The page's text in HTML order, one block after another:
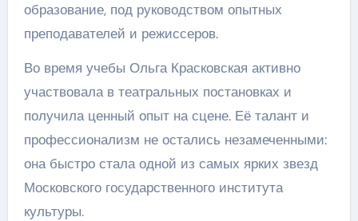
образование, под руководством опытных
преподавателей и режиссеров.
Во время учебы Ольга Красковская активно
участвовала в театральных постановках и
получила ценный опыт на сцене. Её талант и
профессионализм не остались незамеченными:
она быстро стала одной из самых ярких звезд
Московского государственного института
культуры.